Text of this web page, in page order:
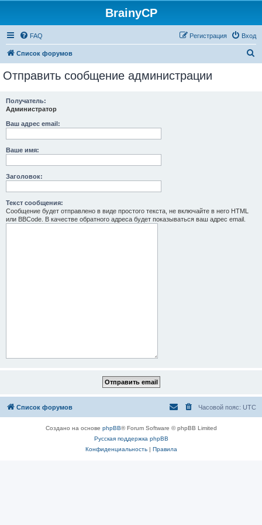
BrainyCP
FAQ Вход
Регистрация
Список форумов
Отправить сообщение администрации
Получатель:
Администратор
Ваш адрес email:
Ваше имя:
Заголовок:
Текст сообщения:
Сообщение будет отправлено в виде простого текста, не включайте в него HTML
или BBCode. В качестве обратного адреса будет показываться ваш адрес email.
Список форумов Часовой пояс: UTC
Создано на основе phpBB® Forum Software © phpBB Limited
Русская поддержка phpBB
Конфиденциальность| Правила